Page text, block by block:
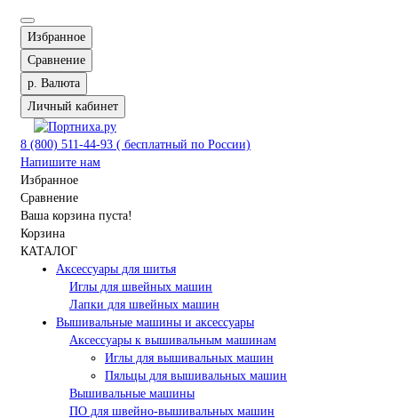
Избранное
Сравнение
р. Валюта
Личный кабинет
8 (800) 511-44-93 ( бесплатный по России)
Напишите нам
Избранное
Сравнение
Ваша корзина пуста!
Корзина
КАТАЛОГ
Аксессуары для шитья
Иглы для швейных машин
Лапки для швейных машин
Вышивальные машины и аксессуары
Аксессуары к вышивальным машинам
Иглы для вышивальных машин
Пяльцы для вышивальных машин
Вышивальные машины
ПО для швейно-вышивальных машин